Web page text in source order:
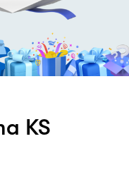
KS